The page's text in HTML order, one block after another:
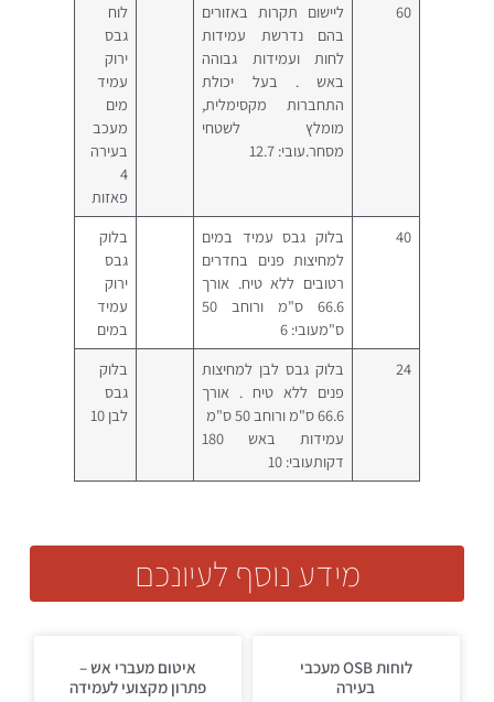
60
ליישום תקרות באזורים
בהם נדרשת עמידות
לחות ועמידות גבוהה
באש . בעל יכולת
התחברות מקסימלית,
מומלץ לשטחי
מסחר.עובי: 12.7
לוח
גבס
ירוק
עמיד
מים
מעכב
בעירה
4
פאזות
40
בלוק גבס עמיד במים
למחיצות פנים בחדרים
רטובים ללא טיח. אורך
66.6 ס"מ ורוחב 50
ס"מעובי: 6
בלוק
גבס
ירוק
עמיד
במים
24
בלוק גבס לבן למחיצות
פנים ללא טיח . אורך
66.6 ס"מ ורוחב 50 ס"מ
עמידות באש 180
דקותעובי: 10
בלוק
גבס
לבן 10
מידע נוסף לעיונכם
לוחות OSB מעכבי
בעירה
איטום מעברי אש –
פתרון מקצועי לעמידה